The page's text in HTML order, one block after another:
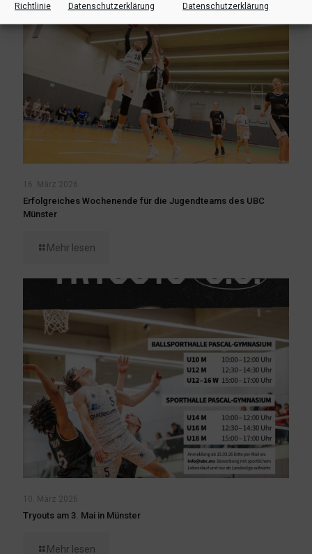
Richtlinie
Datenschutzerklärung
Datenschutzerklärung
16. März 2026
Erfolgreiches Wochenende für die Jugendteams des UBC
Münster
Mehr lesen
10. März 2026
Tryouts am 3. Mai in Münster
Mehr lesen